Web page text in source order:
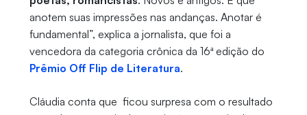
anotem suas impressões nas andanças. Anotar é
fundamental”, explica a jornalista, que foi a
vencedora da categoria crônica da 16ª edição do
Prêmio Off Flip de Literatura.
Cláudia conta que ficou surpresa com o resultado